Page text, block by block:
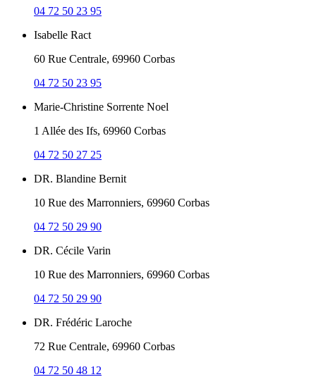
04 72 50 23 95
Isabelle Ract
60 Rue Centrale, 69960 Corbas
04 72 50 23 95
Marie-Christine Sorrente Noel
1 Allée des Ifs, 69960 Corbas
04 72 50 27 25
DR. Blandine Bernit
10 Rue des Marronniers, 69960 Corbas
04 72 50 29 90
DR. Cécile Varin
10 Rue des Marronniers, 69960 Corbas
04 72 50 29 90
DR. Frédéric Laroche
72 Rue Centrale, 69960 Corbas
04 72 50 48 12